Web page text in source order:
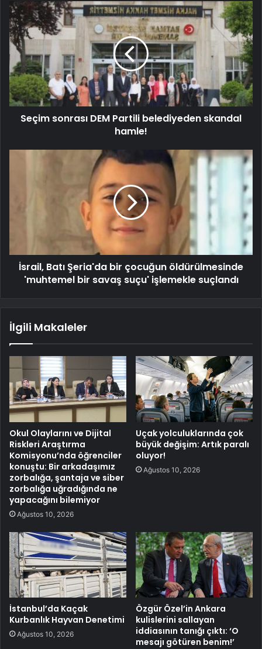
Seçim sonrası DEM Partili belediyeden skandal
hamle!
İsrail, Batı Şeria'da bir çocuğun öldürülmesinde
'muhtemel bir savaş suçu' işlemekle suçlandı
İlgili Makaleler
Okul Olaylarını ve Dijital
Riskleri Araştırma
Komisyonu’nda öğrenciler
konuştu: Bir arkadaşımız
zorbalığa, şantaja ve siber
zorbalığa uğradığında ne
yapacağını bilemiyor
Ağustos 10, 2026
Uçak yolculuklarında çok
büyük değişim: Artık paralı
oluyor!
Ağustos 10, 2026
İstanbul’da Kaçak
Kurbanlık Hayvan Denetimi
Ağustos 10, 2026
Özgür Özel’in Ankara
kulislerini sallayan
iddiasının tanığı çıktı: ‘O
mesajı götüren benim!’